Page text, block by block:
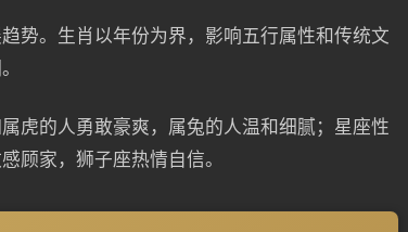
势。生肖以年份为界，影响五行属性和传统文
虎的人勇敢豪爽，属兔的人温和细腻；星座性
顾家，狮子座热情自信。